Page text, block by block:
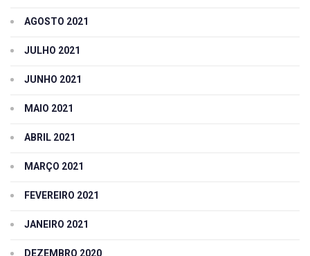
AGOSTO 2021
JULHO 2021
JUNHO 2021
MAIO 2021
ABRIL 2021
MARÇO 2021
FEVEREIRO 2021
JANEIRO 2021
DEZEMBRO 2020